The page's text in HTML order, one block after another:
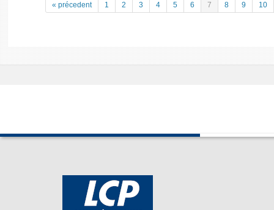
« précedent 1 2 3 4 5 6 7 8 9 10